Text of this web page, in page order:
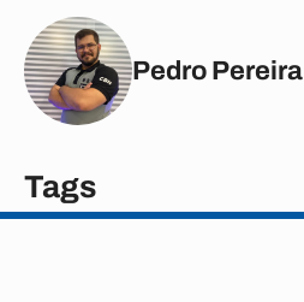
Pedro Pereira
Tags